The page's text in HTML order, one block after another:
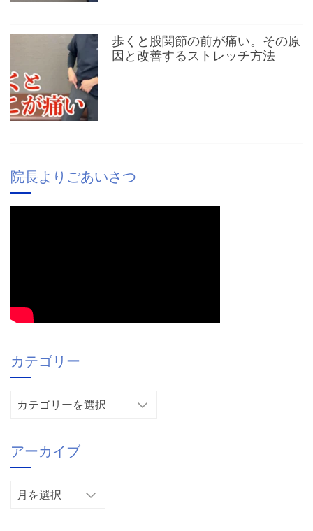
歩くと股関節の前が痛い。その原
因と改善するストレッチ方法
院長よりごあいさつ
カテゴリー
リ
ー
アーカイブ
ア